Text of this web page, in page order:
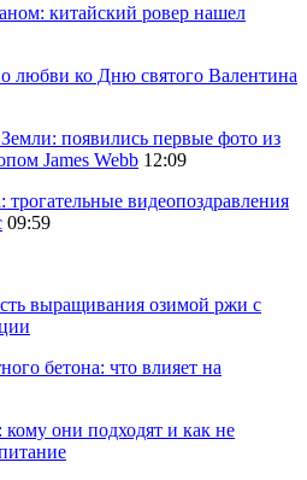
китайский ровер нашел
любви ко Дню святого Валентина
появились первые фото из
James Webb 12:09
видеопоздравления
09:59
выращивания озимой ржи с
бетона: что влияет на
они подходят и как не